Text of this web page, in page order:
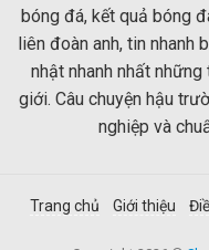
bóng đá, kết quả bóng
liên đoàn anh, tin nhanh
nhật nhanh nhất
giới. Câu chuyện hậu
nghiệp và
Trang chủ Giới thiệu